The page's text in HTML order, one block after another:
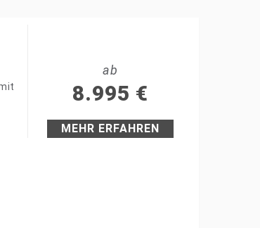
ab
8.995 €
MEHR ERFAHREN